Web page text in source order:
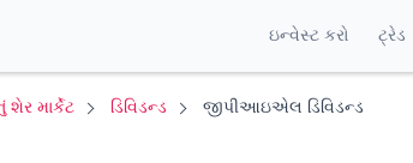
ઇન્વેસ્ટ કરો ટ્રેડ
માર્કેટ ડિવિડન્ડ જીપીઆઇએલ ડિવિડન્ડ